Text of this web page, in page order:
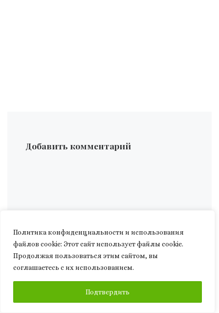
Политика конфиденциальности и использования
файлов сookie: Этот сайт использует файлы cookie.
Продолжая пользоваться этим сайтом, вы
соглашаетесь с их использованием.
Подтвердить
Добавить комментарий